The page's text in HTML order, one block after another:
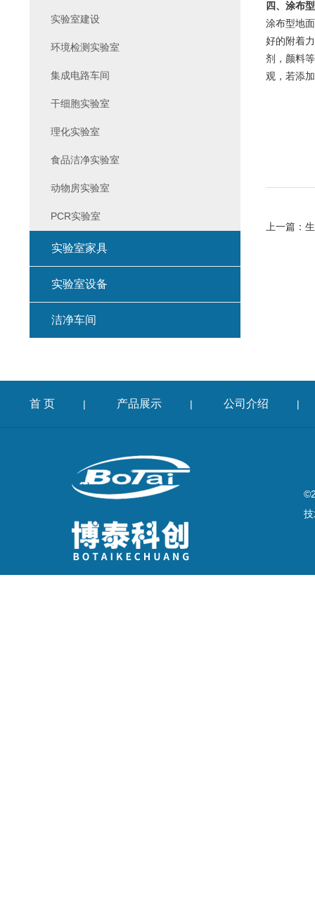
四、涂布
涂布型地
好的附着
剂，颜料
观，若添
上一篇：
实验室建设
环境检测实验室
集成电路车间
干细胞实验室
理化实验室
食品洁净实验室
动物房实验室
PCR实验室
实验室家具
实验室设备
洁净车间
首 页 | 产品展示 | 公司介绍 |